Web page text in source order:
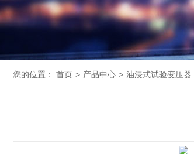
您的位置： 首页 > 产品中心 > 油浸式试验变压器